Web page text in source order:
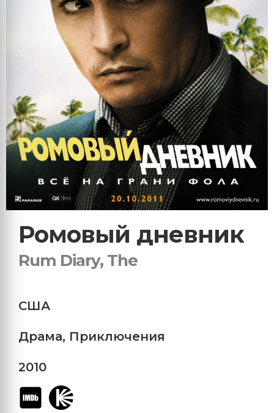
Ромовый дневник
Rum Diary, The
США
Драма, Приключения
2010